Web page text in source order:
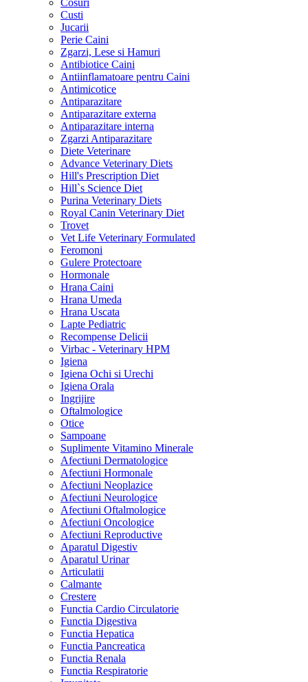
Cosuri
Custi
Jucarii
Perie Caini
Zgarzi, Lese si Hamuri
Antibiotice Caini
Antiinflamatoare pentru Caini
Antimicotice
Antiparazitare
Antiparazitare externa
Antiparazitare interna
Zgarzi Antiparazitare
Diete Veterinare
Advance Veterinary Diets
Hill's Prescription Diet
Hill`s Science Diet
Purina Veterinary Diets
Royal Canin Veterinary Diet
Trovet
Vet Life Veterinary Formulated
Feromoni
Gulere Protectoare
Hormonale
Hrana Caini
Hrana Umeda
Hrana Uscata
Lapte Pediatric
Recompense Delicii
Virbac - Veterinary HPM
Igiena
Igiena Ochi si Urechi
Igiena Orala
Ingrijire
Oftalmologice
Otice
Sampoane
Suplimente Vitamino Minerale
Afectiuni Dermatologice
Afectiuni Hormonale
Afectiuni Neoplazice
Afectiuni Neurologice
Afectiuni Oftalmologice
Afectiuni Oncologice
Afectiuni Reproductive
Aparatul Digestiv
Aparatul Urinar
Articulatii
Calmante
Crestere
Functia Cardio Circulatorie
Functia Digestiva
Functia Hepatica
Functia Pancreatica
Functia Renala
Functia Respiratorie